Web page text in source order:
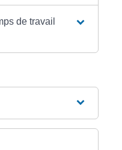
de travail